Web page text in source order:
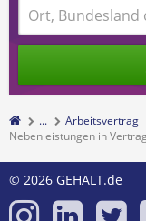
... Arbeitsvertrag
Nebenleistungen in Vertrag
© 2026 GEHALT.de